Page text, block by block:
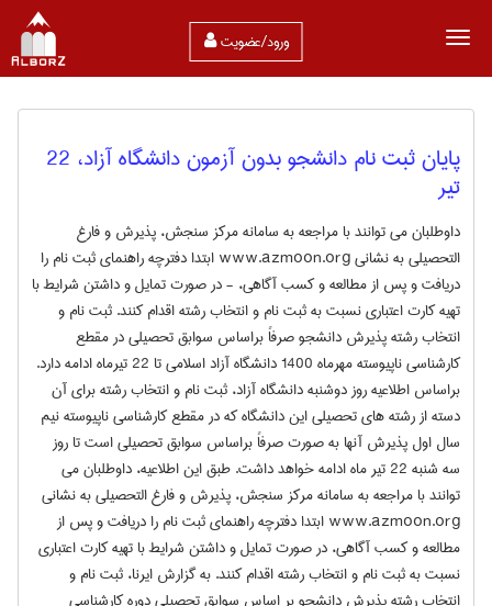
ورود/عضویت
پایان ثبت نام دانشجو بدون آزمون دانشگاه آزاد، 22
تیر
داوطلبان می توانند با مراجعه به سامانه مرکز سنجش، پذیرش و فارغ
التحصیلی به نشانی www.azmoon.org ابتدا دفترچه راهنمای ثبت نام را
دریافت و پس از مطالعه و کسب آگاهی، - در صورت تمایل و داشتن شرایط با
تهیه کارت اعتباری نسبت به ثبت نام و انتخاب رشته اقدام کنند. ثبت نام و
انتخاب رشته پذیرش دانشجو صرفاً براساس سوابق تحصیلی در مقطع
کارشناسی ناپیوسته مهرماه 1400 دانشگاه آزاد اسلامی تا 22 تیرماه ادامه دارد.
براساس اطلاعیه روز دوشنبه دانشگاه آزاد، ثبت نام و انتخاب رشته برای آن
دسته از رشته های تحصیلی این دانشگاه که در مقطع کارشناسی ناپیوسته نیم
سال اول پذیرش آنها به صورت صرفاً براساس سوابق تحصیلی است تا روز
سه شنبه 22 تیر ماه ادامه خواهد داشت. طبق این اطلاعیه، داوطلبان می
توانند با مراجعه به سامانه مرکز سنجش، پذیرش و فارغ التحصیلی به نشانی
www.azmoon.org ابتدا دفترچه راهنمای ثبت نام را دریافت و پس از
مطالعه و کسب آگاهی، در صورت تمایل و داشتن شرایط با تهیه کارت اعتباری
نسبت به ثبت نام و انتخاب رشته اقدام کنند. به گزارش ایرنا، ثبت نام و